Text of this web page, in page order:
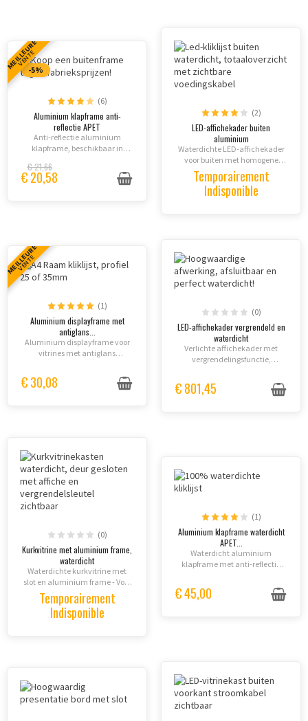
-5%
(6)
Aluminium klapframe anti-
reflectie APET
Anti-reflectie aluminium
klapframe, beschikbaar in
€ 21,66
€ 20,58
MEILLEURE
VENTE
(2)
LED-affichekader buiten
aluminium
Waterdichte LED-affichekader
voor buiten met homogene
verlichting en hoogwaardige
aluminium constructie.
Temporairement
Indisponible
(1)
Aluminium displayframe met
antiglans...
Aluminium displayframe voor
vitrines met antiglans
Dubbelzijdig recto/verso
€ 30,08
MEILLEURE
VENTE
(0)
LED-affichekader vergrendeld en
waterdicht
Verlichte affichekader met
vergrendelingsfunctie,
€ 801,45
(0)
Kurkvitrine met aluminium frame,
waterdicht
Waterdichte kurkvitrine met
slot en aluminium frame - Voor
gebruik binnen en buiten.
Temporairement
Indisponible
(1)
Aluminium klapframe waterdicht
APET...
Waterdicht aluminium
klapframe met anti-reflectie
standaardformaten. Ideaal
voor professionele affiching
€ 45,00